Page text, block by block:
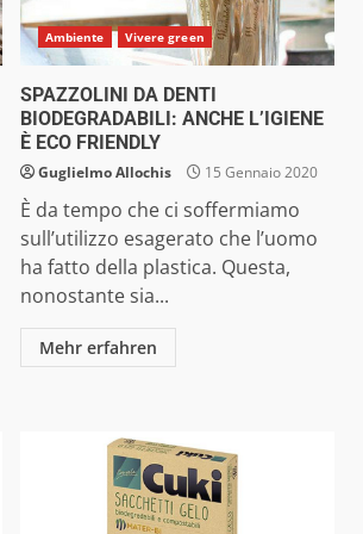
Ambiente Vivere green
SPAZZOLINI DA DENTI
BIODEGRADABILI: ANCHE L’IGIENE
È ECO FRIENDLY
Guglielmo Allochis 15 Gennaio 2020
È da tempo che ci soffermiamo
sull’utilizzo esagerato che l’uomo
ha fatto della plastica. Questa,
nonostante sia...
Mehr erfahren